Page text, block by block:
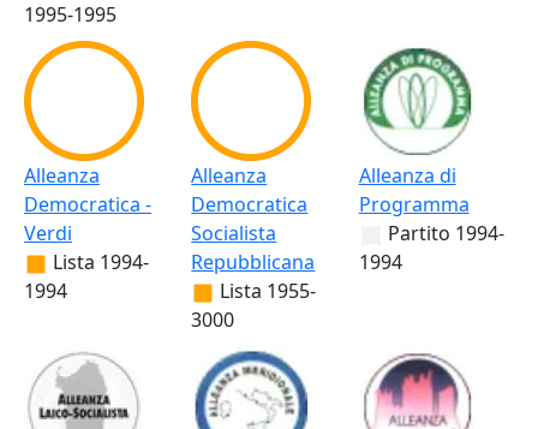
1995-1995
Alleanza
Democratica -
Verdi
Lista 1994-
1994
Alleanza
Democratica
Socialista
Repubblicana
Lista 1955-
3000
Alleanza di
Programma
Partito 1994-
1994